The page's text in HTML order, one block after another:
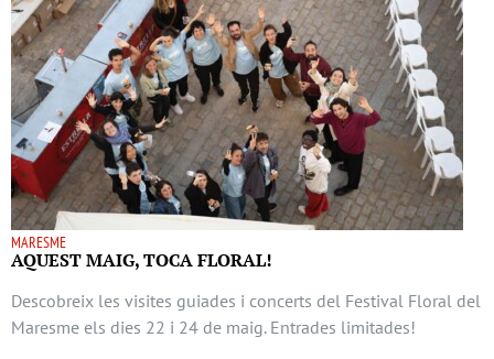
MARESME
AQUEST MAIG, TOCA FLORAL!
Descobreix les visites guiades i concerts del Festival Floral del
Maresme els dies 22 i 24 de maig. Entrades limitades!